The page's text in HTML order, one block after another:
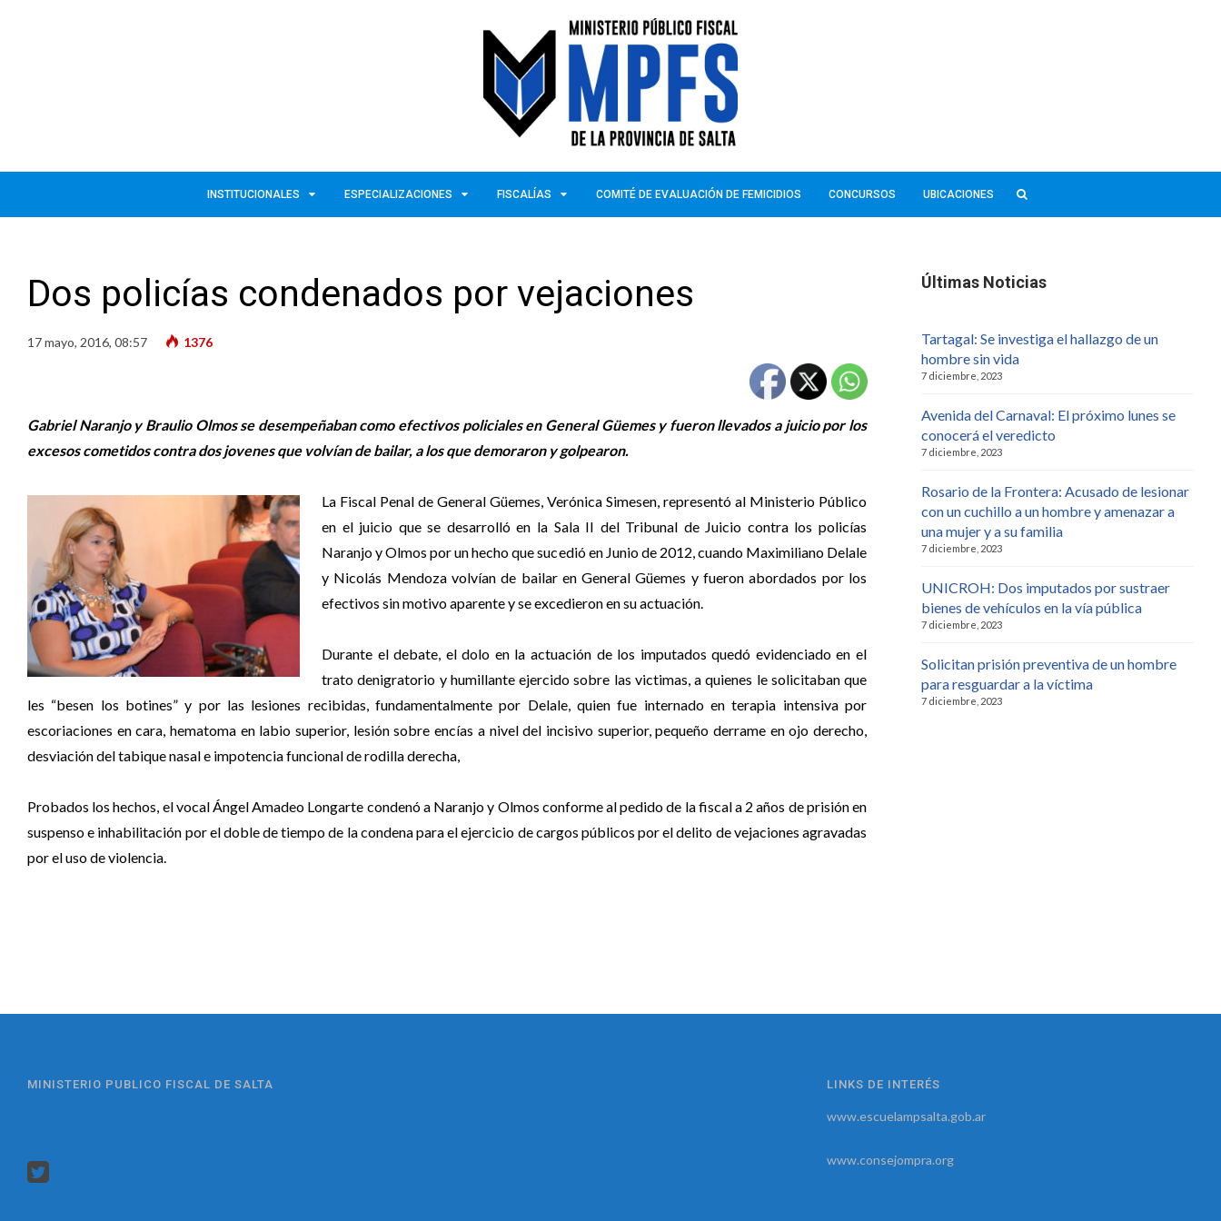
INSTITUCIONALES ESPECIALIZACIONES FISCALÍAS COMITÉ DE EVALUACIÓN DE FEMICIDIOS CONCURSOS UBICACIONES
Dos policías condenados por vejaciones
17 mayo, 2016, 08:57 1376
Gabriel Naranjo y Braulio Olmos se desempeñaban como efectivos policiales en General Güemes y fueron llevados a juicio por los
excesos cometidos contra dos jovenes que volvían de bailar, a los que demoraron y golpearon.
La Fiscal Penal de General Güemes, Verónica Simesen, representó al Ministerio Público
en el juicio que se desarrolló en la Sala II del Tribunal de Juicio contra los policías
Naranjo y Olmos por un hecho que sucedió en Junio de 2012, cuando Maximiliano Delale
y Nicolás Mendoza volvían de bailar en General Güemes y fueron abordados por los
efectivos sin motivo aparente y se excedieron en su actuación.
Durante el debate, el dolo en la actuación de los imputados quedó evidenciado en el
trato denigratorio y humillante ejercido sobre las victimas, a quienes le solicitaban que
les “besen los botines” y por las lesiones recibidas, fundamentalmente por Delale, quien fue internado en terapia intensiva por
escoriaciones en cara, hematoma en labio superior, lesión sobre encías a nivel del incisivo superior, pequeño derrame en ojo derecho,
desviación del tabique nasal e impotencia funcional de rodilla derecha,
Probados los hechos, el vocal Ángel Amadeo Longarte condenó a Naranjo y Olmos conforme al pedido de la fiscal a 2 años de prisión en
suspenso e inhabilitación por el doble de tiempo de la condena para el ejercicio de cargos públicos por el delito de vejaciones agravadas
por el uso de violencia.
Últimas Noticias
Tartagal: Se investiga el hallazgo de un
hombre sin vida
7 diciembre, 2023
Avenida del Carnaval: El próximo lunes se
conocerá el veredicto
7 diciembre, 2023
Rosario de la Frontera: Acusado de lesionar
con un cuchillo a un hombre y amenazar a
una mujer y a su familia
7 diciembre, 2023
UNICROH: Dos imputados por sustraer
bienes de vehículos en la vía pública
7 diciembre, 2023
Solicitan prisión preventiva de un hombre
para resguardar a la víctima
7 diciembre, 2023
MINISTERIO PUBLICO FISCAL DE SALTA LINKS DE INTERÉS
www.escuelampsalta.gob.ar
www.consejompra.org